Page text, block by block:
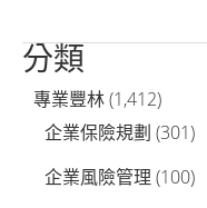
分類
專業豐林(1,412)
企業保險規劃 (301)
企業風險管理 (100)